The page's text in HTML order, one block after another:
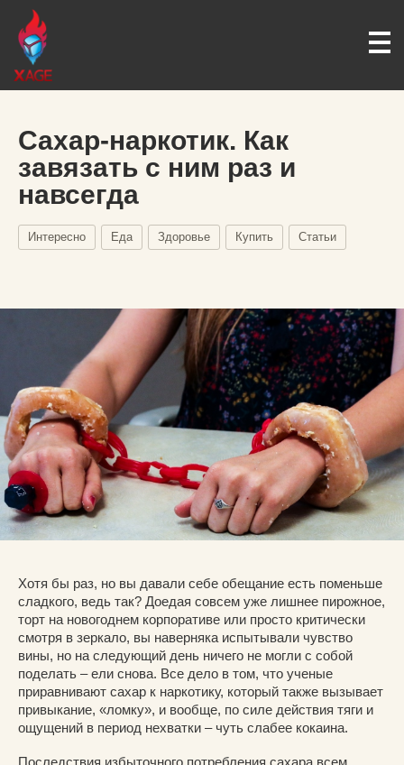
Сахар-наркотик. Как
завязать с ним раз и
навсегда
Интересно Еда Здоровье Купить Статьи
Хотя бы раз, но вы давали себе обещание есть поменьше
сладкого, ведь так? Доедая совсем уже лишнее пирожное,
торт на новогоднем корпоративе или просто критически
смотря в зеркало, вы наверняка испытывали чувство
вины, но на следующий день ничего не могли с собой
поделать – ели снова. Все дело в том, что ученые
приравнивают сахар к наркотику, который также вызывает
привыкание, «ломку», и вообще, по силе действия тяги и
ощущений в период нехватки – чуть слабее кокаина.
Последствия избыточного потребления сахара всем